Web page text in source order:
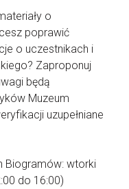
o
poprawić
o uczestnikach i
Zaproponuj
będą
Muzeum
uzupełniane
Biogramów: wtorki
do 16:00)